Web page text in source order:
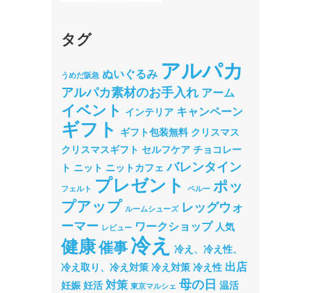
タグ
うめだ阪急 ぬいぐるみ アルパカ
アルパカ素材のお手入れ アーム
イベント インテリア キャンペーン
ギフト ギフト包装無料 クリスマス
クリスマスギフト セルフケア チョコレー
ト ニット ニットカフェ バレンタイン
フェルト プレゼント ペルー ポッ
プアップ ルームシューズ レッグウォ
ーマー レビュー ワークショップ 人気
健康催事 冷え
冷え、冷え性、
冷え取り、冷え対策 冷え対策 冷え性 出店
妊娠 妊活 対策 東京マルシェ 母の日 温活